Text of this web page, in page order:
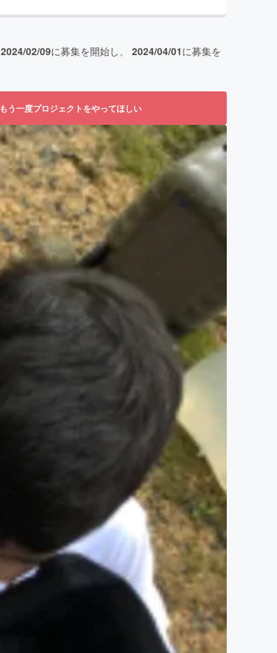
2024/02/09に募集を開始し、 2024/04/01に募集を
もう一度プロジェクトをやってほしい